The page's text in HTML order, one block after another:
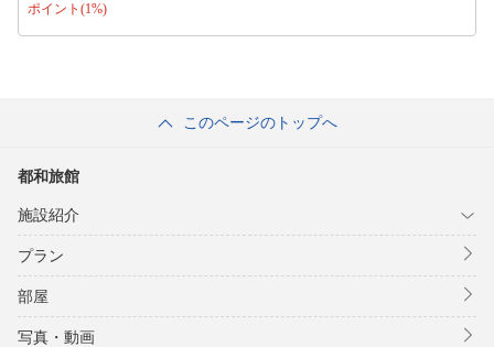
ポイント(1%)
このページのトップへ
都和旅館
施設紹介
プラン
部屋
写真・動画